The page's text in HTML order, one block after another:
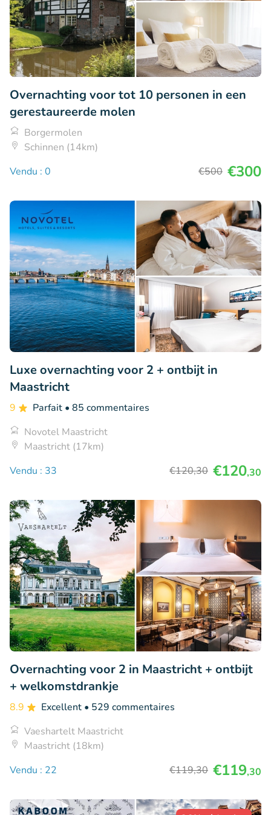
Overnachting voor tot 10 personen in een
gerestaureerde molen
Borgermolen
Schinnen (14km)
Vendu : 0
€500 €300
Luxe overnachting voor 2 + ontbijt in
Maastricht
9 Parfait • 85 commentaires
Novotel Maastricht
Maastricht (17km)
Vendu : 33
€120,30 €120,30
Overnachting voor 2 in Maastricht + ontbijt
+ welkomstdrankje
8.9 Excellent • 529 commentaires
Vaeshartelt Maastricht
Maastricht (18km)
Vendu : 22
€119,30 €119,30